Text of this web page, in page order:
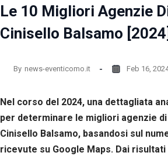
Le 10 Migliori Agenzie
Cinisello Balsamo [2024]
By news-eventicomo.it Feb 16,
Nel corso del 2024, una dettagliata
per determinare le migliori agenzie
Cinisello Balsamo, basandosi sul
ricevute su Google Maps. Dai